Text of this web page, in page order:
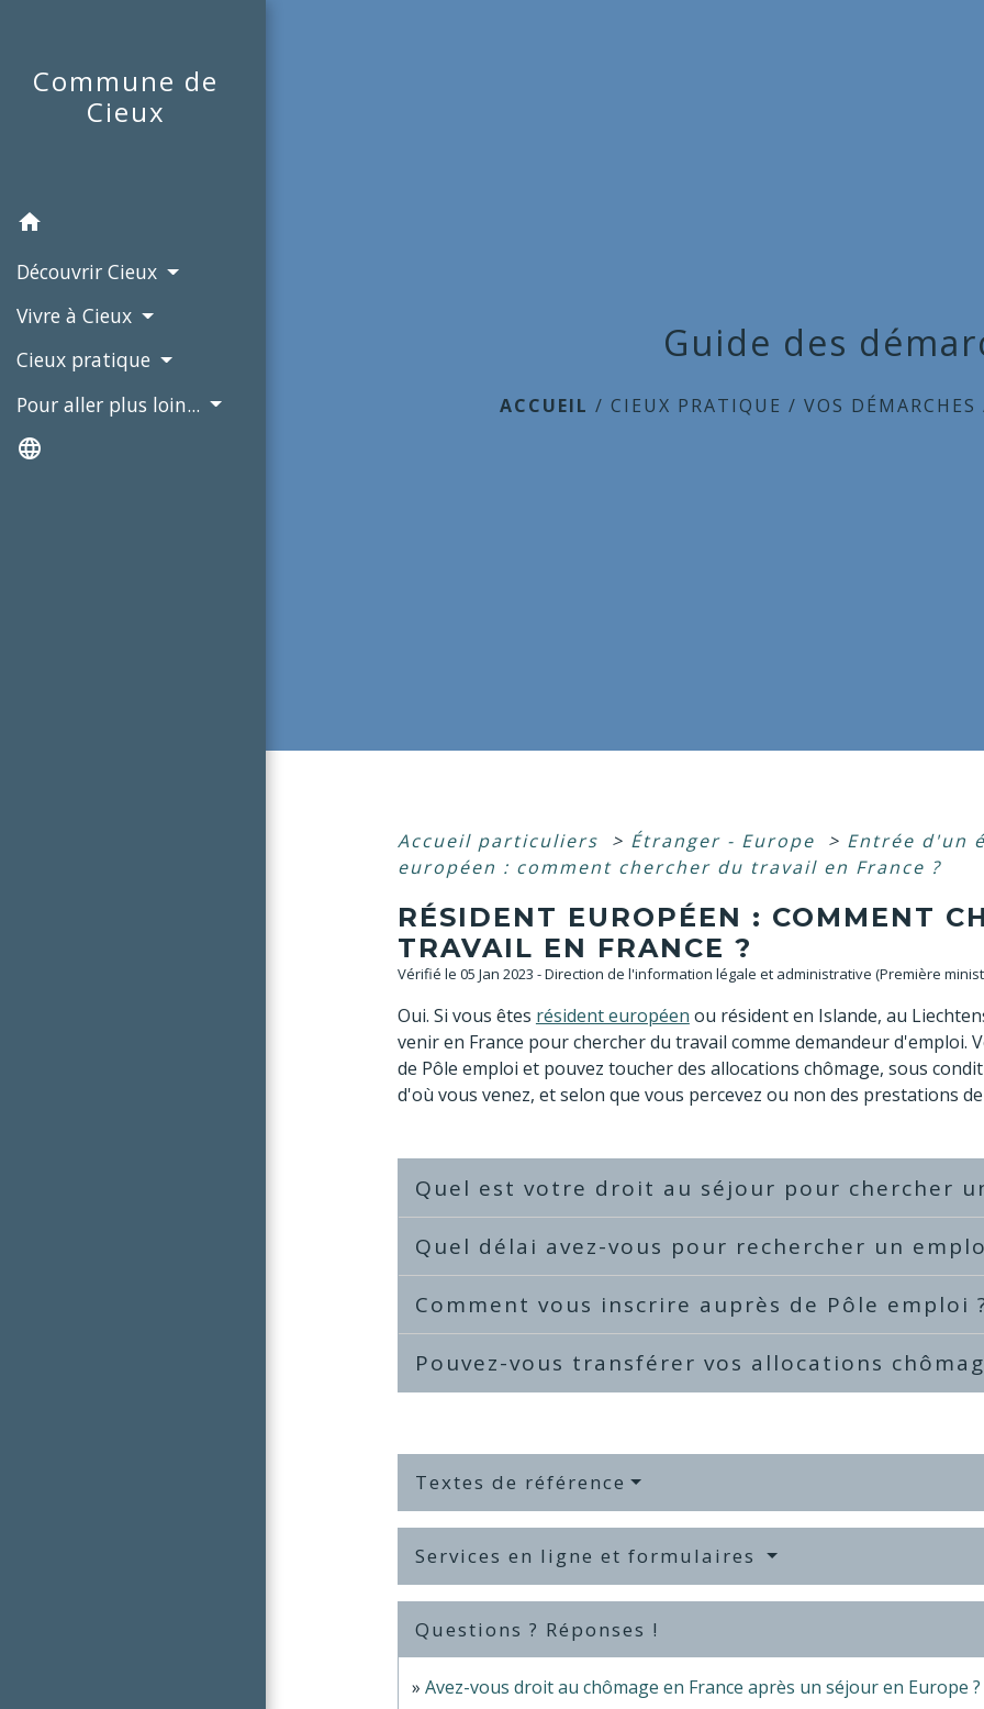
Commune de
Cieux
home
Découvrir Cieux
Vivre à Cieux
Cieux pratique
Pour aller plus loin...
language
Guide des
ACCUEIL /CIEUX PRATIQUE /VOS DÉMARCHES
Accueil particuliers > Étranger - Europe > Entrée d'un
européen : comment chercher du travail en France ?
RÉSIDENT EUROPÉEN : COMMENT
TRAVAIL EN FRANCE ?
Vérifié le 05 Jan 2023 - Direction de l'information légale et administrative (Première
Oui. Si vous êtes résident européen ou résident en Islande, au
venir en France pour chercher du travail comme demandeur d'emploi.
de Pôle emploi et pouvez toucher des allocations chômage, sous
d'où vous venez, et selon que vous percevez ou non des prestations de
Quel est votre droit au séjour pour chercher
Quel délai avez-vous pour rechercher un
Comment vous inscrire auprès de Pôle emploi
Pouvez-vous transférer vos allocations
Textes de référence
Services en ligne et formulaires
Questions ? Réponses !
Avez-vous droit au chômage en France après un séjour en Europe ?